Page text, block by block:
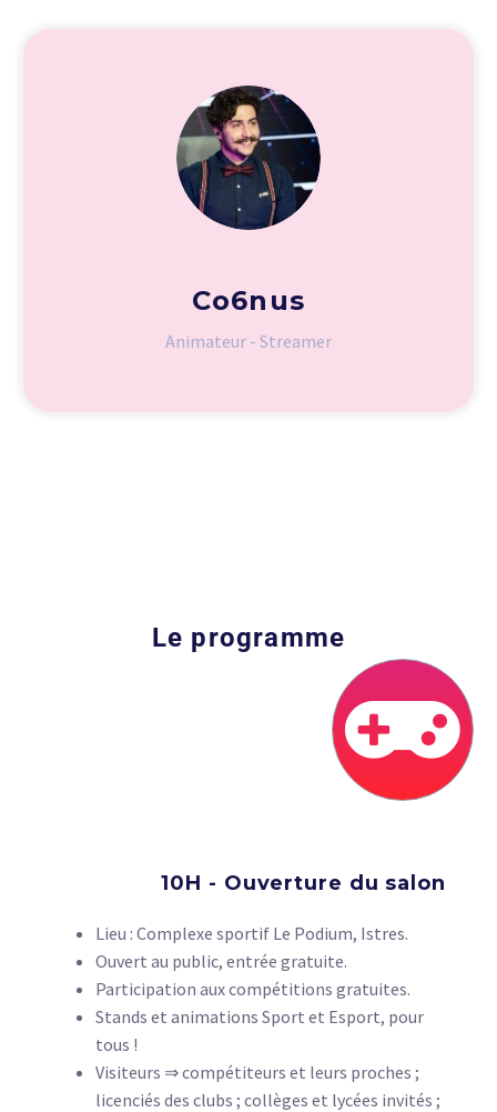
Co6nus
Animateur - Streamer
Le programme
10H - Ouverture du salon
Lieu : Complexe sportif Le Podium, Istres.
Ouvert au public, entrée gratuite.
Participation aux compétitions gratuites.
Stands et animations Sport et Esport, pour
tous !
Visiteurs ⇒ compétiteurs et leurs proches ;
licenciés des clubs ; collèges et lycées invités ;